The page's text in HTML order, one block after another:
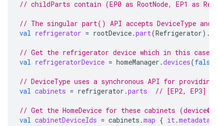
// childParts contain (EP0 as RootNode, EP1 as
// The singular part() API accepts DeviceType
val refrigerator = rootDevice.part(Refrigerator).
// Get the refrigerator device which in this case
val refrigeratorDevice = homeManager .devices(false
// DeviceType uses a synchronous API for
val cabinets = refrigerator .parts // [EP2, EP3]
// Get the HomeDevice for these cabinets
val cabinetDeviceIds = cabinets .map { it.metadata